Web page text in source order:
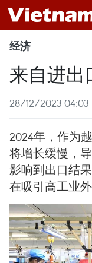
经济
来自进出
28/12/2023 04:03
2024年，作为
将增长缓慢，
影响到出口结
在吸引高工业